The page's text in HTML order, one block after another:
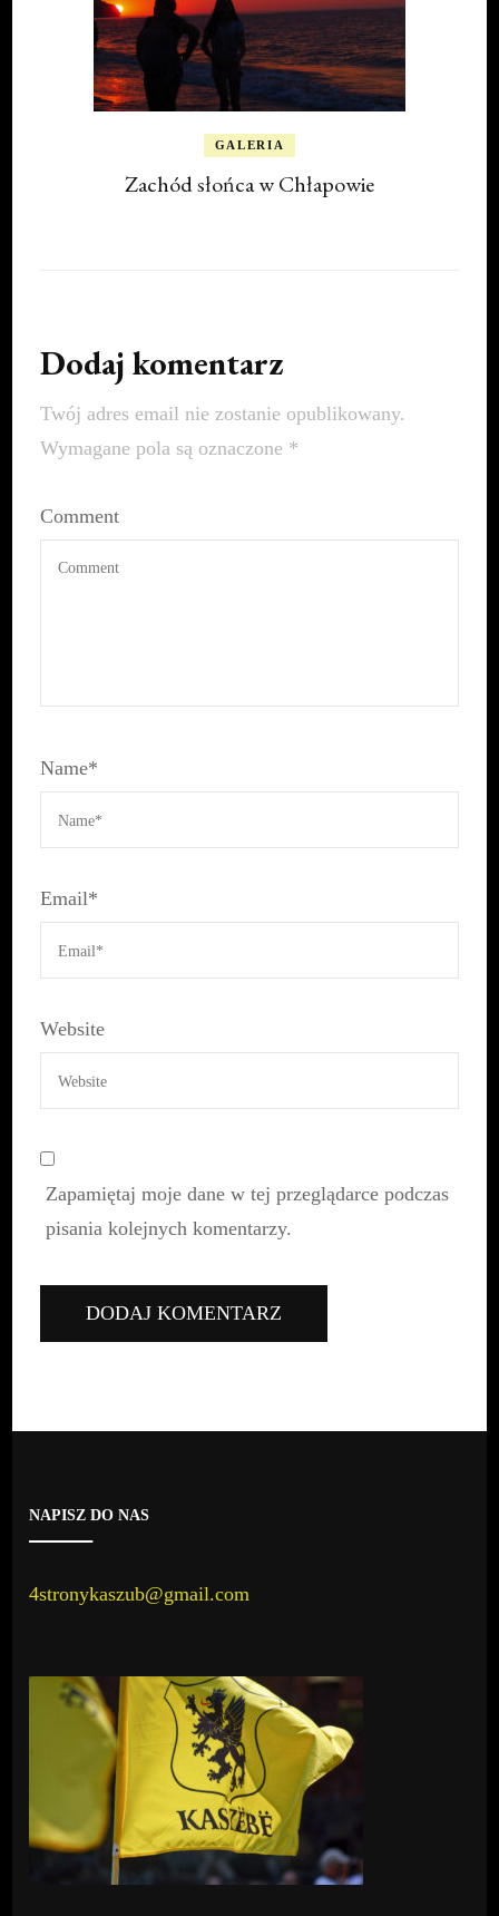
GALERIA
Zachód słońca w Chłapowie
Dodaj komentarz
Twój adres email nie zostanie opublikowany.
Wymagane pola są oznaczone *
Comment
Name*
Email*
Website
Zapamiętaj moje dane w tej przeglądarce podczas
pisania kolejnych komentarzy.
NAPISZ DO NAS
4stronykaszub@gmail.com